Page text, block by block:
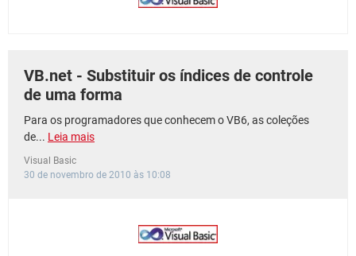
VB.net - Substituir os índices de controle
de uma forma
Para os programadores que conhecem o VB6, as coleções
de... Leia mais
Visual Basic
30 de novembro de 2010 às 10:08